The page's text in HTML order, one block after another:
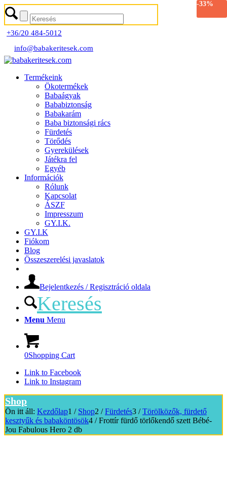
+36/20 484-5012
info@babakeritesek.com
Termékeink
Ökotermékek
Babaágyak
Bababiztonság
Babakarám
Baba biztonsági rács
Fürdetés
Törődés
Gyerekülések
Játékra fel
Egyéb
Információk
Rólunk
Kapcsolat
ÁSZF
Impresszum
GY.I.K.
GY.I.K
Fiókom
Blog
Összeszerelési javaslatok
Bejelentkezés / Regisztráció oldala
Keresés
Menu Menu
0Shopping Cart
Link to Facebook
Link to Instagram
Shop
Ön itt áll: Kezdőlap1 / Shop2 / Fürdetés3 / Törölközők, fürdető
kesztyűk és babaköntösök4 / Frottír fürdő törlőkendő szett Bébé-
Jou Fabulous Hero 2 db
-33%